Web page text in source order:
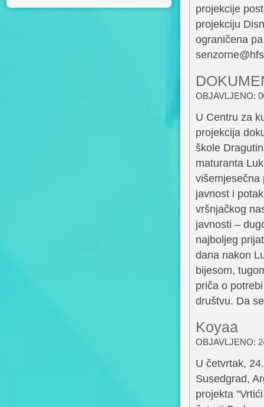
projekcije
projekciju
ograničena
OBJAVLJENO:
U Centru za
projekcija
škole
maturanta
višemjesečna
javnost i
vršnjačkog
javnosti –
najboljeg
dana nakon
bijesom,
priča o
društvu. Da
Koyaa
OBJAVLJENO:
U četvrtak,
Susedgrad,
projekta